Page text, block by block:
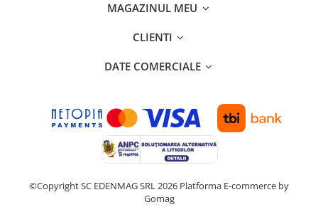
MAGAZINUL MEU
CLIENTI
DATE COMERCIALE
©Copyright SC EDENMAG SRL 2026 Platforma E-commerce by
Gomag